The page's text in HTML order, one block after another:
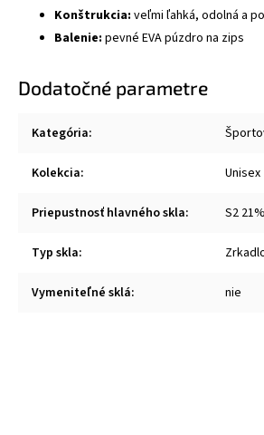
Konštrukcia: veľmi ľahká, odolná a
Balenie: pevné EVA púzdro na zips
Dodatočné parametre
Kategória:
Kolekcia: Unisex
Priepustnosť hlavného skla: S2 21%
Typ skla:
Vymeniteľné sklá: nie